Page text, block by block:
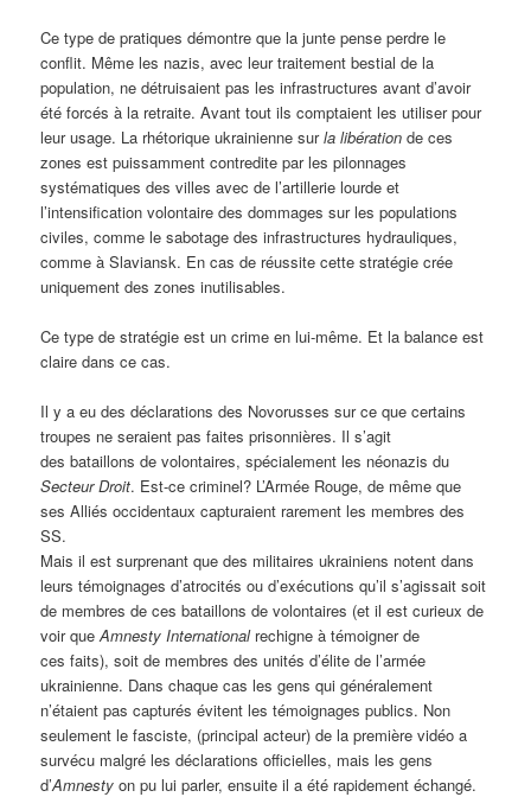
Ce type de pratiques démontre que la junte pense perdre le
conflit. Même les nazis, avec leur traitement bestial de la
population, ne détruisaient pas les infrastructures avant d’avoir
été forcés à la retraite. Avant tout ils comptaient les utiliser pour
leur usage. La rhétorique ukrainienne surla libération de ces
zones est puissamment contredite par les pilonnages
systématiques des villes avec de l’artillerie lourde et
l’intensification volontaire des dommages sur les populations
civiles, comme le sabotage des infrastructures hydrauliques,
comme à Slaviansk. En cas de réussite cette stratégie crée
uniquement des zones inutilisables.
Ce type de stratégie est un crime en lui-même. Et la balance est
claire dans ce cas.
Il y a eu des déclarations des Novorusses sur ce que certains
troupes ne seraient pas faites prisonnières. Il s’agit
des bataillons de volontaires, spécialement les néonazis du
Secteur Droit. Est-ce criminel? L’Armée Rouge, de même que
ses Alliés occidentaux capturaient rarement les membres des
SS.
Mais il est surprenant que des militaires ukrainiens notent dans
leurs témoignages d’atrocités ou d’exécutions qu’il s’agissait soit
de membres de ces bataillons de volontaires (et il est curieux de
voir queAmnesty Internationalrechigne à témoigner de
ces faits), soit de membres des unités d’élite de l’armée
ukrainienne. Dans chaque cas les gens qui généralement
n’étaient pas capturés évitent les témoignages publics. Non
seulement le fasciste, (principal acteur) de la première vidéo a
survécu malgré les déclarations officielles, mais les gens
d’Amnesty on pu lui parler, ensuite il a été rapidement échangé.